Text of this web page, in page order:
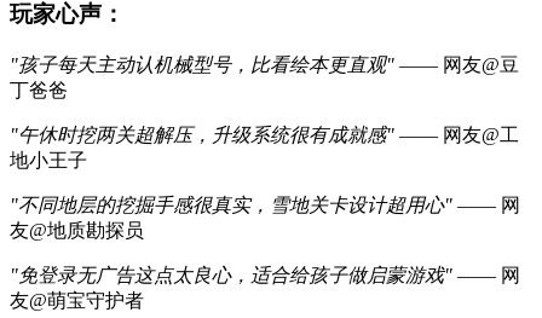
玩家心声：
"孩子每天主动认机械型号，比看绘本更直观" —— 网友@豆
丁爸爸
"午休时挖两关超解压，升级系统很有成就感" —— 网友@工
地小王子
"不同地层的挖掘手感很真实，雪地关卡设计超用心" —— 网
友@地质勘探员
"免登录无广告这点太良心，适合给孩子做启蒙游戏" —— 网
友@萌宝守护者